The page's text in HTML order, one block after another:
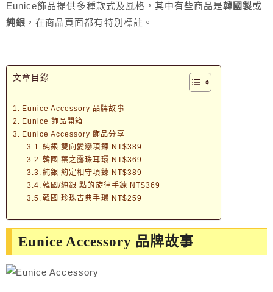
Eunice飾品提供多種款式及風格，其中有些商品是韓國製或
純銀 ，在商品頁面都有特別標註。
文章目錄
Eunice Accessory 品牌故事
Eunice 飾品開箱
Eunice Accessory 飾品分享
純銀 雙向愛戀項鍊 NT$389
韓國 葉之露珠耳環 NT$369
純銀 約定相守項鍊 NT$389
韓國/純銀 點的旋律手鍊 NT$369
韓國 珍珠古典手環 NT$259
Eunice Accessory 品牌故事